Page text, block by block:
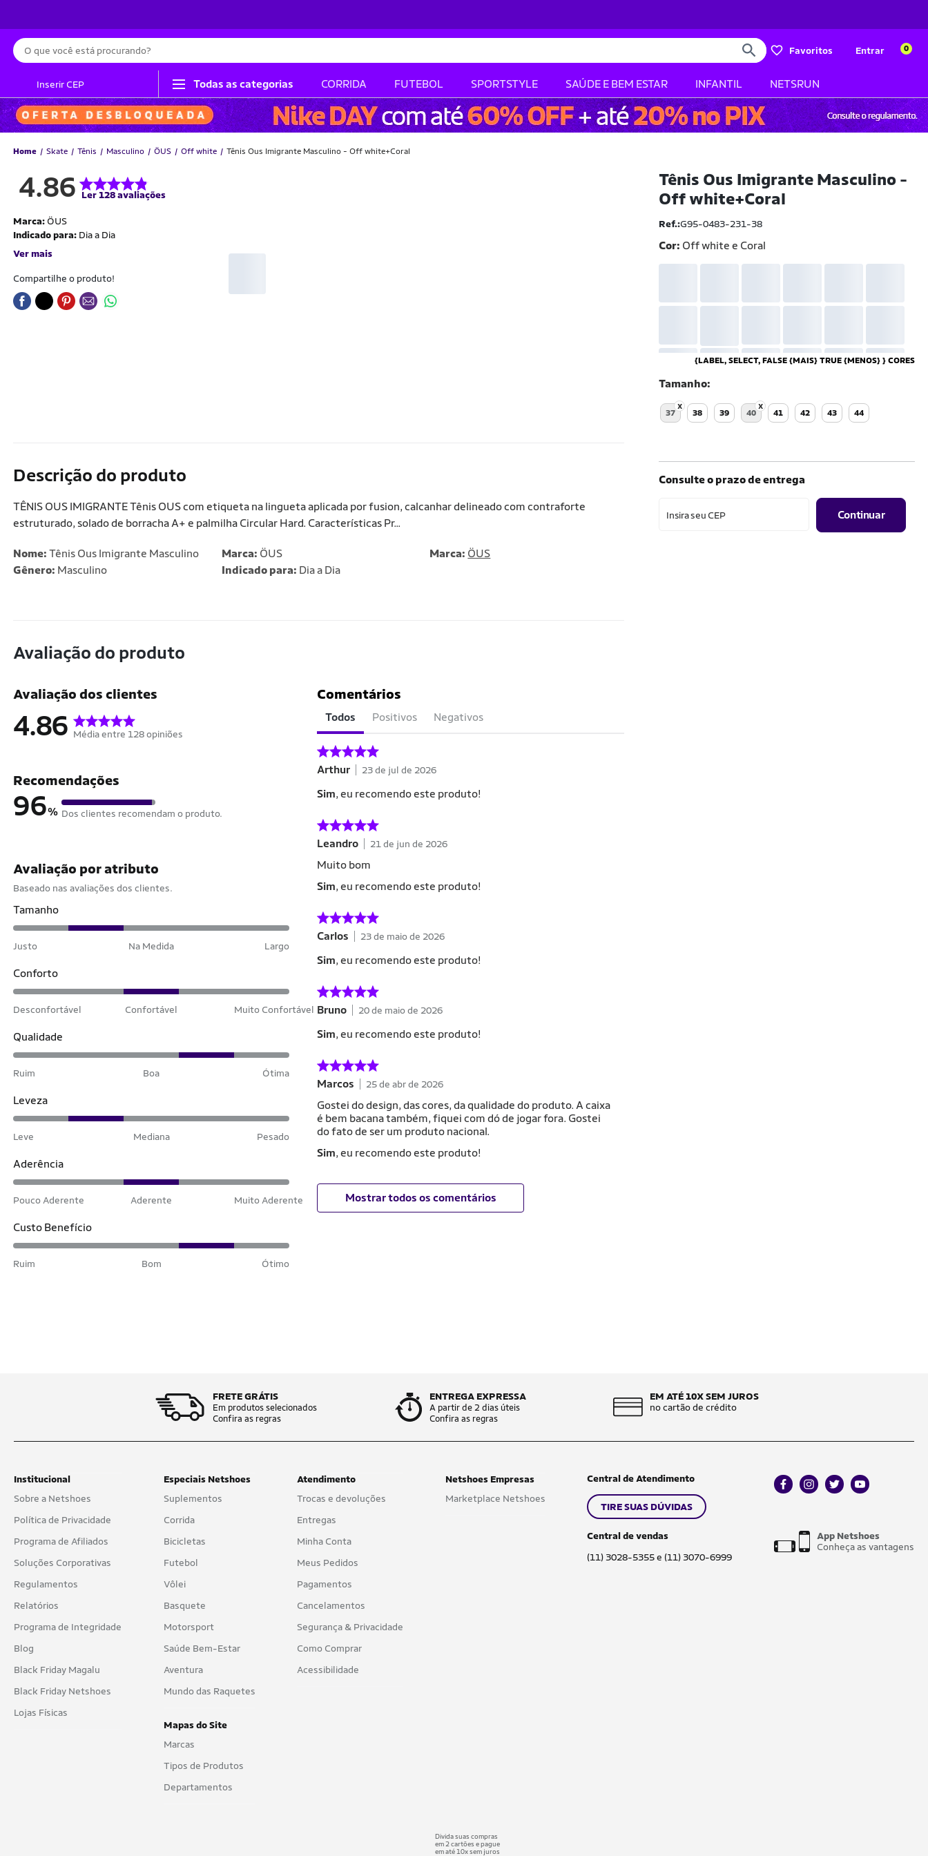
Busca
Favoritos Entrar 0
Inserir CEP Todas as categorias CORRIDA FUTEBOL SPORTSTYLE SAÚDE E BEM ESTAR INFANTIL NETSRUN
Home Skate Tênis Masculino ÖUS Off white Tênis Ous Imigrante Masculino - Off white+Coral
4.86 Ler 128 avaliações
Marca: ÖUS
Indicado para: Dia a Dia
Ver mais
Compartilhe o produto!
Tênis Ous Imigrante Masculino -
Off white+Coral
Ref.:G95-0483-231-38
Cor: Off white e Coral
{LABEL, SELECT, FALSE {MAIS} TRUE {MENOS} } CORES
Tamanho
37 38 39 40 41 42 43 44
Consulte o prazo de entrega
Insira seu CEP Continuar
Descrição do produto
TÊNIS OUS IMIGRANTE Tênis OUS com etiqueta na lingueta aplicada por fusion, calcanhar delineado com contraforte
estruturado, solado de borracha A+ e palmilha Circular Hard. Características Pr...
Nome: Tênis Ous Imigrante Masculino
Gênero: Masculino
Marca: ÖUS
Indicado para: Dia a Dia
Marca: ÖUS
Avaliação do produto
Avaliação dos clientes
4.86 Média entre 128 opiniões
Recomendações
96% Dos clientes recomendam o produto.
Avaliação por atributo
Baseado nas avaliações dos clientes.
Tamanho
Justo Na Medida Largo
Conforto
Desconfortável Confortável Muito Confortável
Qualidade
Ruim Boa Ótima
Leveza
Leve Mediana Pesado
Aderência
Pouco Aderente Aderente Muito Aderente
Custo Benefício
Ruim Bom Ótimo
Comentários
Todos Positivos Negativos
Arthur 23 de jul de 2026
Sim, eu recomendo este produto!
Leandro 21 de jun de 2026
Muito bom
Sim, eu recomendo este produto!
Carlos 23 de maio de 2026
Sim, eu recomendo este produto!
Bruno 20 de maio de 2026
Sim, eu recomendo este produto!
Marcos 25 de abr de 2026
Gostei do design, das cores, da qualidade do produto. A caixa
é bem bacana também, fiquei com dó de jogar fora. Gostei
do fato de ser um produto nacional.
Sim, eu recomendo este produto!
Mostrar todos os comentários
FRETE GRÁTIS
Em produtos selecionados
Confira as regras
ENTREGA EXPRESSA
A partir de 2 dias úteis
Confira as regras
EM ATÉ 10X SEM JUROS
no cartão de crédito
Institucional
Sobre a Netshoes
Política de Privacidade
Programa de Afiliados
Soluções Corporativas
Regulamentos
Relatórios
Programa de Integridade
Blog
Black Friday Magalu
Black Friday Netshoes
Lojas Físicas
Especiais Netshoes
Suplementos
Corrida
Bicicletas
Futebol
Vôlei
Basquete
Motorsport
Saúde Bem-Estar
Aventura
Mundo das Raquetes
Mapas do Site
Marcas
Tipos de Produtos
Departamentos
Atendimento
Trocas e devoluções
Entregas
Minha Conta
Meus Pedidos
Pagamentos
Cancelamentos
Segurança & Privacidade
Como Comprar
Acessibilidade
Netshoes Empresas
Marketplace Netshoes
Central de Atendimento
TIRE SUAS DÚVIDAS
Central de vendas
(11) 3028-5355 e (11) 3070-6999
facebookinstagram
twitteryoutube
App Netshoes
Conheça as vantagens
Divida suas compras
em 2 cartões e pague
em até 10x sem juros